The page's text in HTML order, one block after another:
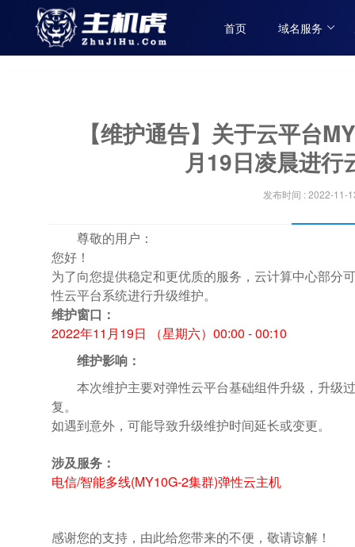
首页 域名服务
【维护通告】关于云平台
月19日凌晨进行
发布时间 : 2022-11-
尊敬的用户：
您好！
为了向您提供稳定和更优质的服务，云计算中心部分
性云平台系统进行升级维护。
维护窗口：
2022年11月19日 （星期六）00:00 - 00:10
维护影响：
本次维护主要对弹性云平台基础组件升级，升级
复。
如遇到意外，可能导致升级维护时间延长或变更。
涉及服务：
电信/智能多线(MY10G-2集群)弹性云主机
感谢您的支持，由此给您带来的不便，敬请谅解！